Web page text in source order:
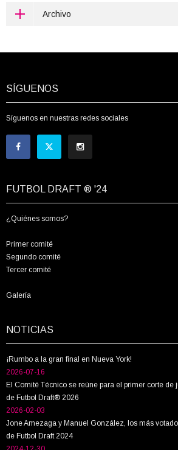
Archivo
SÍGUENOS
Síguenos en nuestras redes sociales
FUTBOL DRAFT ® '24
¿Quiénes somos?
Primer comité
Segundo comité
Tercer comité
Galería
NOTICIAS
¡Rumbo a la gran final en Nueva York!
2026-07-16
El Comité Técnico se reúne para el primer corte
de Futbol Draft® 2026
2026-02-03
Jone Amezaga y Manuel González, los más
de Futbol Draft 2024